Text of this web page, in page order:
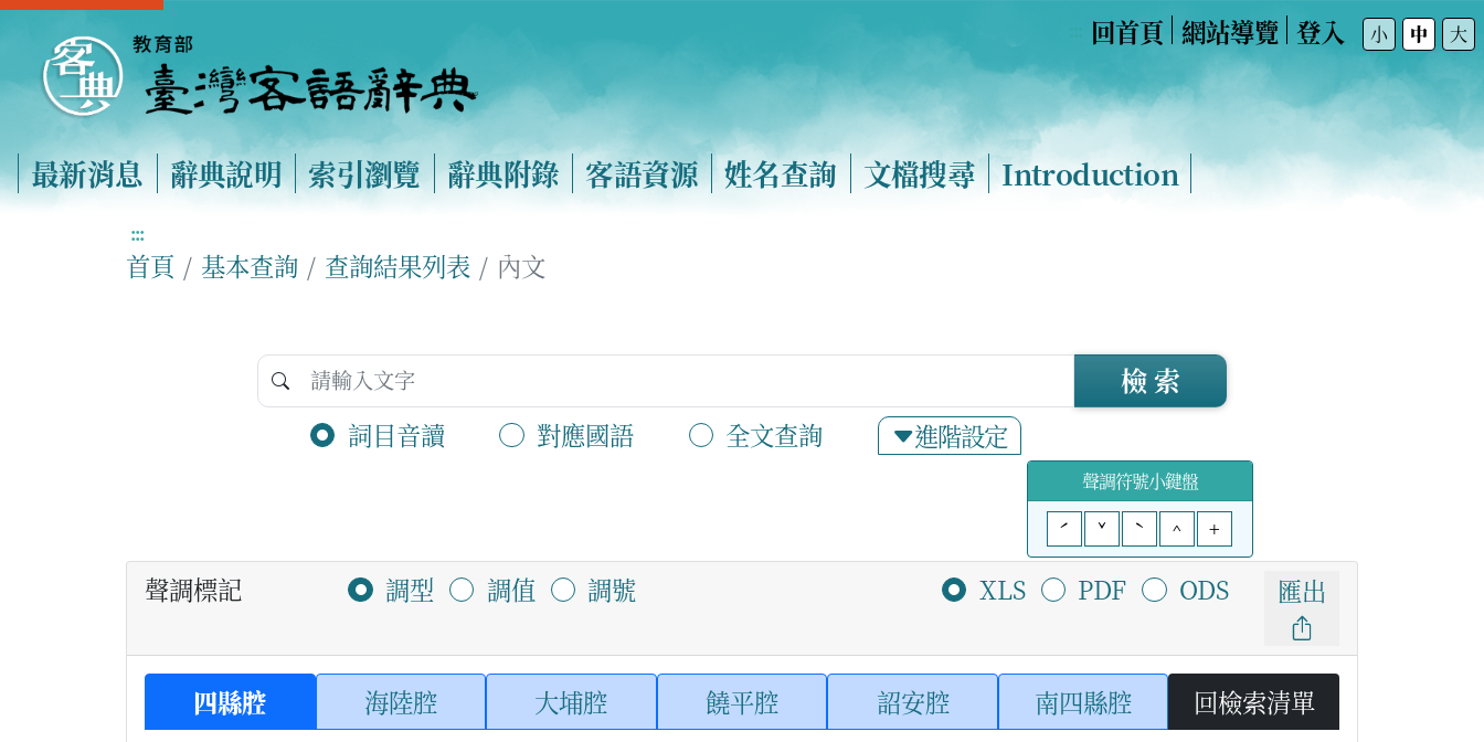
回首頁 網站導覽 登入 小 中 大
最新消息 辭典說明 索引瀏覽 辭典附錄 客語資源 姓名查詢 文檔搜尋 Introduction
:::
首頁 基本查詢 查詢結果列表 內文
詞目音讀 對應國語 全文查詢 進階設定
檢 索
聲調符號小鍵盤
ˊ
ˇ ˋ ^ +
聲調標記 調型 調值 調號 XLS PDF ODS 匯出
四縣腔 海陸腔 大埔腔 饒平腔 詔安腔 南四縣腔 回檢索清單